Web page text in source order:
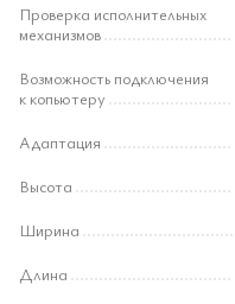
Проверка исполнительных
механизмов
Возможность подключения
к копьютеру
Адаптация
Высота
Ширина
Длина